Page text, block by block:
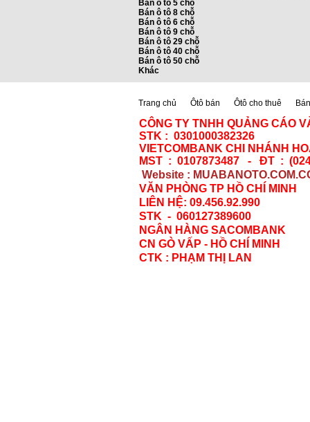
Bán ô tô 5 chỗ
Bán ô tô 8 chỗ
Bán ô tô 6 chỗ
Bán ô tô 9 chỗ
Bán ô tô 29 chỗ
Bán ô tô 40 chỗ
Bán ô tô 50 chỗ
Khác
Trang chủ Ôtô bán Ôtô cho thuê
CÔNG TY TNHH QUẢNG CÁO
STK : 0301000382326
VIETCOMBANK CHI NHÁNH
MST : 0107873487 - ĐT :
Website :
VĂN PHÒNG TP HỒ CHÍ MINH
LIÊN HỆ: 09.456.92.990
STK - 060127389600
NGÂN HÀNG SACOMBANK
CN GÒ VẤP - HỒ CHÍ MINH
CTK : PHẠM THỊ LAN